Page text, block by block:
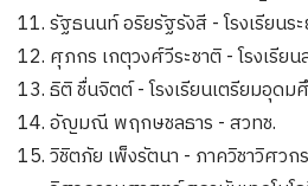
รัฐธนนท์ อริยรัฐรังสี - โรงเรียนร
ศุภกร เกตุวงศ์วีระชาติ - โรงเรีย
ธิติ ชื่นจิตต์ - โรงเรียนเตรียมอุดม
อัญมณี พฤกษชลธาร - สวทช.
วิชิตภัย เพ็งรัตนา - ภาควิชาวิศว